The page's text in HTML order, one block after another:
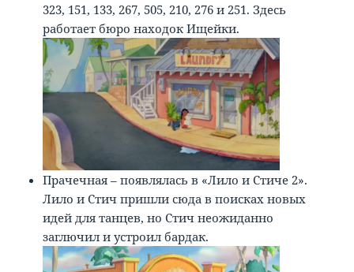
323, 151, 133, 267, 505, 210, 276 и 251. Здесь
работает бюро находок Ищейки.
Прачечная – появлялась в «Лило и Стиче 2».
Лило и Стич пришли сюда в поисках новых
идей для танцев, но Стич неожиданно
заглючил и устроил бардак.